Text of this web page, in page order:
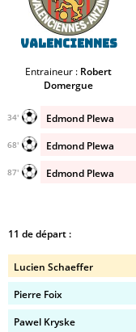
Valenciennes
Entraineur : Robert
Domergue
Edmond Plewa
34'
Edmond Plewa
68'
Edmond Plewa
87'
11 de départ :
Lucien Schaeffer
Pierre Foix
Pawel Kryske